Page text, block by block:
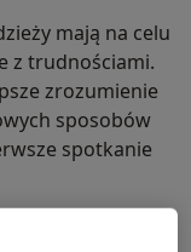
mają na celu
z trudnościami.
zrozumienie
sposobów
spotkanie